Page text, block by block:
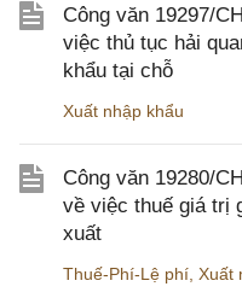
Công văn 19297/
việc thủ tục hải
khẩu tại chỗ
Xuất nhập khẩu
Công văn 19280/
về việc thuế giá trị
xuất
Thuế-Phí-Lệ phí Xuất